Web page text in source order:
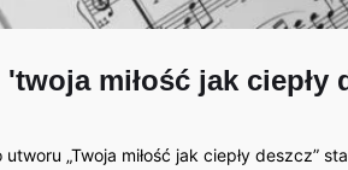
miłość jak ciepły
„Twoja miłość jak ciepły deszcz”